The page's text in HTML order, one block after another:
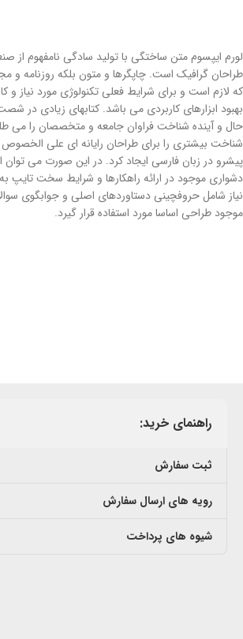
لورم ایپسوم متن ساختگی با تولید سادگی نامفهوم از
طراحان گرافیک است. چاپگرها و متون بلکه روزنامه و
که لازم است و برای شرایط فعلی تکنولوژی مورد نیاز و
بهبود ابزارهای کاربردی می باشد. کتابهای زیادی در
حال و آینده شناخت فراوان جامعه و متخصصان را می طلبد
شناخت بیشتری را برای طراحان رایانه ای علی
پیشرو در زبان فارسی ایجاد کرد. در این صورت می توان
دشواری موجود در ارائه راهکارها و شرایط سخت تایپ
نیاز شامل حروفچینی دستاوردهای اصلی و جوابگوی
موجود طراحی اساسا مورد استفاده قرار گیرد.
راهنمای خرید:
ثبت سفارش
رویه های ارسال سفارش
شیوه های پرداخت